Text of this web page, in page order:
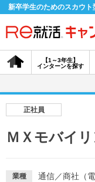
新卒学生のためのスカウト
【1～3年生】
インターンを探す
会員登
採用情報を探す
正社員
ＭＸモバイ
業種 通信／商社（